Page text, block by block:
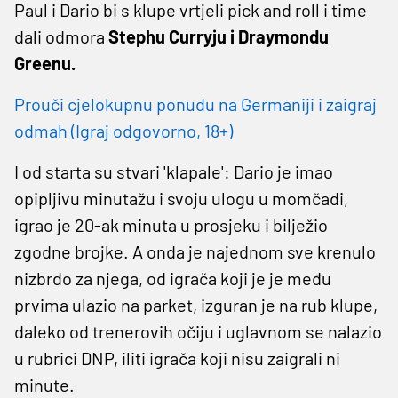
Paul i Dario bi s klupe vrtjeli pick and roll i time
dali odmora Stephu Curryju i Draymondu
Greenu.
Prouči cjelokupnu ponudu na Germaniji i zaigraj
odmah (Igraj odgovorno, 18+)
I od starta su stvari 'klapale': Dario je imao
opipljivu minutažu i svoju ulogu u momčadi,
igrao je 20-ak minuta u prosjeku i bilježio
zgodne brojke. A onda je najednom sve krenulo
nizbrdo za njega, od igrača koji je je među
prvima ulazio na parket, izguran je na rub klupe,
daleko od trenerovih očiju i uglavnom se nalazio
u rubrici DNP, iliti igrača koji nisu zaigrali ni
minute.